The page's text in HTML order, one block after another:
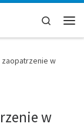
Search
zaopatrzenie w
w